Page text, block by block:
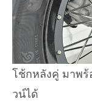
โช้กหลังคู่ มาพ
วน์ได้